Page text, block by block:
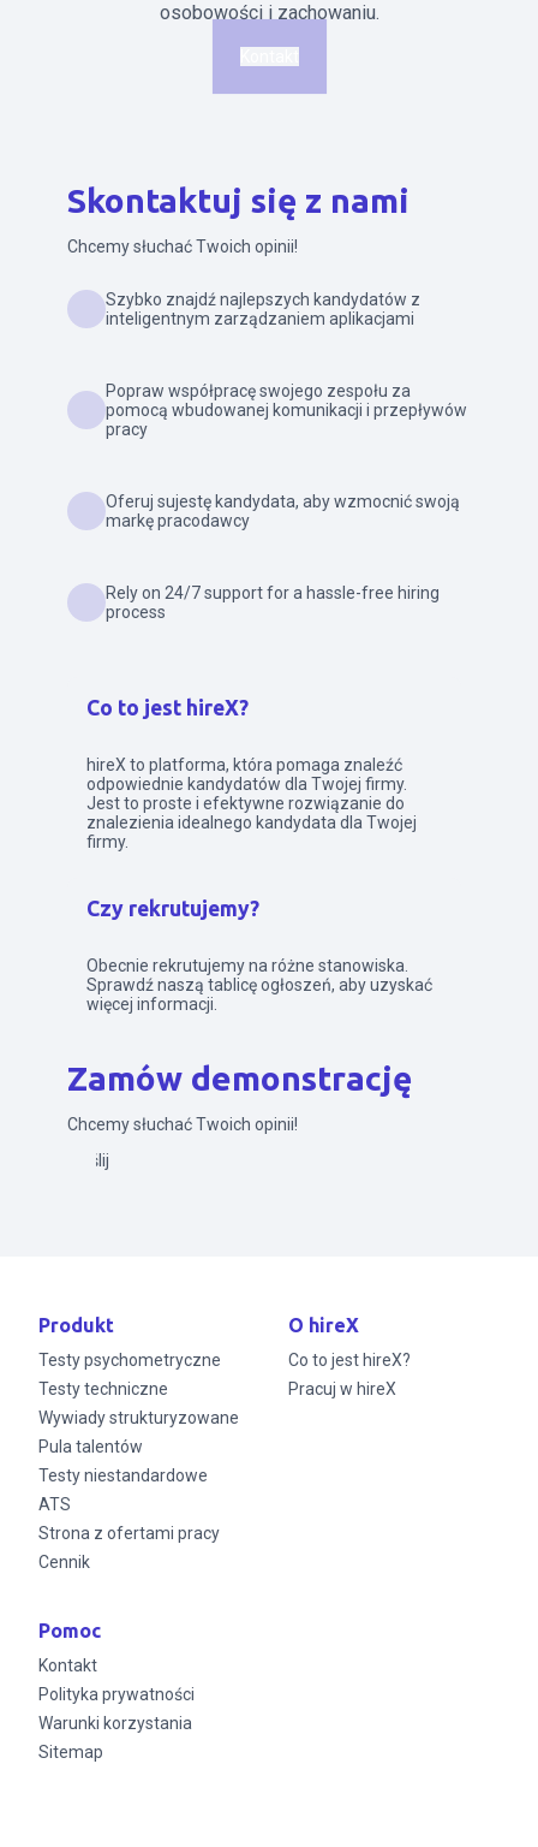
osobowości i zachowaniu.
Skontaktuj się z nami
Chcemy słuchać Twoich opinii!
Szybko znajdź najlepszych kandydatów z
inteligentnym zarządzaniem aplikacjami
Popraw współpracę swojego zespołu za
pomocą wbudowanej komunikacji i przepływów
pracy
Oferuj sujestę kandydata, aby wzmocnić swoją
markę pracodawcy
Rely on 24/7 support for a hassle-free hiring
process
Co to jest hireX?
hireX to platforma, która pomaga znaleźć
odpowiednie kandydatów dla Twojej firmy.
Jest to proste i efektywne rozwiązanie do
znalezienia idealnego kandydata dla Twojej
firmy.
Czy rekrutujemy?
Obecnie rekrutujemy na różne stanowiska.
Sprawdź naszą tablicę ogłoszeń, aby uzyskać
więcej informacji.
Zamów demonstrację
Chcemy słuchać Twoich opinii!
Wyślij
Produkt
Testy psychometryczne
Testy techniczne
Wywiady strukturyzowane
Pula talentów
Testy niestandardowe
ATS
Strona z ofertami pracy
Cennik
O hireX
Co to jest hireX?
Pracuj w hireX
Pomoc
Kontakt
Polityka prywatności
Warunki korzystania
Sitemap